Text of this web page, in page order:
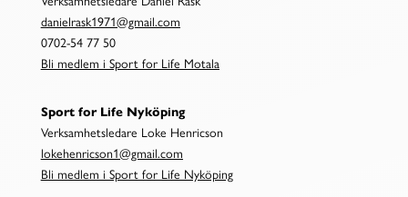
danielrask1971@gmail.com
0702-54 77 50
Bli medlem i Sport for Life Motala
Sport for Life Nyköping
Verksamhetsledare Loke Henricson
lokehenricson1@gmail.com
Bli medlem i Sport for Life Nyköping